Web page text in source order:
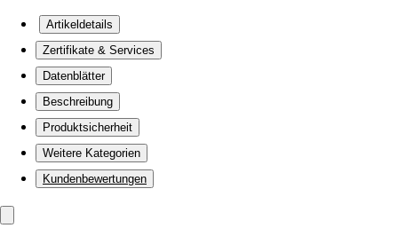
Artikeldetails
Zertifikate & Services
Datenblätter
Beschreibung
Produktsicherheit
Weitere Kategorien
Kundenbewertungen